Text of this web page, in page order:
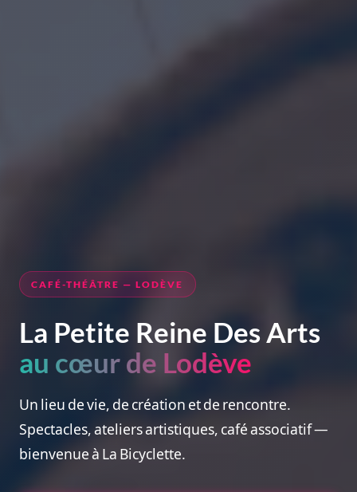
CAFÉ-THÉÂTRE — LODÈVE
La Petite Reine Des Arts
au cœur de Lodève
Un lieu de vie, de création et de rencontre.
Spectacles, ateliers artistiques, café associatif —
bienvenue à La Bicyclette.